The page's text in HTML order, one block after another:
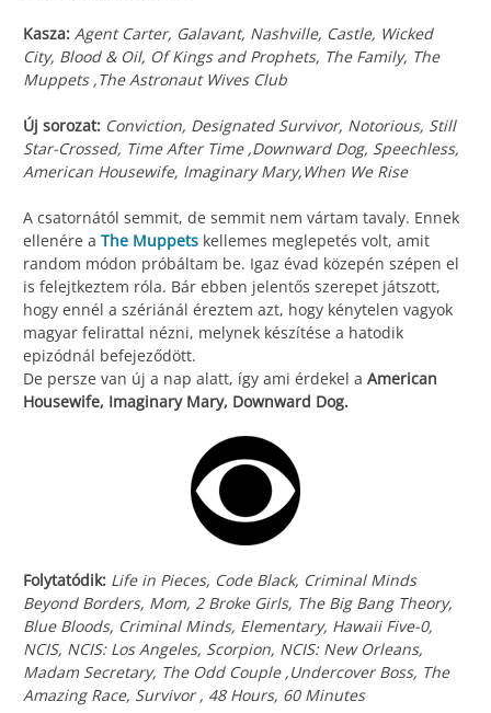
Kasza: Agent Carter, Galavant, Nashville, Castle, Wicked
City, Blood & Oil, Of Kings and Prophets, The Family, The
Muppets ,The Astronaut Wives Club
Új sorozat: Conviction, Designated Survivor, Notorious, Still
Star-Crossed, Time After Time ,Downward Dog, Speechless,
American Housewife, Imaginary Mary,When We Rise
A csatornától semmit, de semmit nem vártam tavaly. Ennek
ellenére a The Muppets kellemes meglepetés volt, amit
random módon próbáltam be. Igaz évad közepén szépen el
is felejtkeztem róla. Bár ebben jelentős szerepet játszott,
hogy ennél a szériánál éreztem azt, hogy kénytelen vagyok
magyar felirattal nézni, melynek készítése a hatodik
epizódnál befejeződött.
De persze van új a nap alatt, így ami érdekel a American
Housewife, Imaginary Mary, Downward Dog.
Folytatódik: Life in Pieces, Code Black, Criminal Minds
Beyond Borders, Mom, 2 Broke Girls, The Big Bang Theory,
Blue Bloods, Criminal Minds, Elementary, Hawaii Five-0,
NCIS, NCIS: Los Angeles, Scorpion, NCIS: New Orleans,
Madam Secretary, The Odd Couple ,Undercover Boss, The
Amazing Race, Survivor , 48 Hours, 60 Minutes